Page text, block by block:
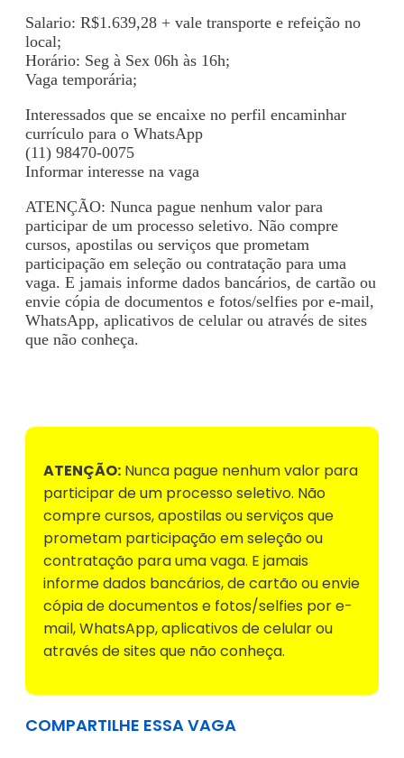
Salario: R$1.639,28 + vale transporte e refeição no
local;
Horário: Seg à Sex 06h às 16h;
Vaga temporária;
Interessados que se encaixe no perfil encaminhar
currículo para o WhatsApp
(11) 98470-0075
Informar interesse na vaga
ATENÇÃO: Nunca pague nenhum valor para
participar de um processo seletivo. Não compre
cursos, apostilas ou serviços que prometam
participação em seleção ou contratação para uma
vaga. E jamais informe dados bancários, de cartão ou
envie cópia de documentos e fotos/selfies por e-mail,
WhatsApp, aplicativos de celular ou através de sites
que não conheça.
ATENÇÃO: Nunca pague nenhum valor para
participar de um processo seletivo. Não
compre cursos, apostilas ou serviços que
prometam participação em seleção ou
contratação para uma vaga. E jamais
informe dados bancários, de cartão ou envie
cópia de documentos e fotos/selfies por e-
mail, WhatsApp, aplicativos de celular ou
através de sites que não conheça.
COMPARTILHE ESSA VAGA